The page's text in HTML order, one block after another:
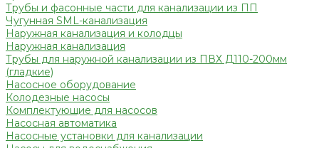
Трубы и фасонные части для канализации из ПП
Чугунная SML-канализация
Наружная канализация и колодцы
Наружная канализация
Трубы для наружной канализации из ПВХ Д110-200мм
(гладкие)
Насосное оборудование
Колодезные насосы
Комплектующие для насосов
Насосная автоматика
Насосные установки для канализации